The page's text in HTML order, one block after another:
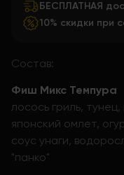
БЕСПЛАТНАЯ
10% скидки при
Состав:
Фиш Микс Темпура
лосось гриль,
японский омлет,
соус унаги,
"панко"